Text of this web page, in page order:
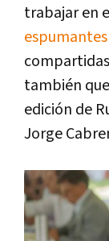
trabajar en
espumantes
también
edición de
Jorge